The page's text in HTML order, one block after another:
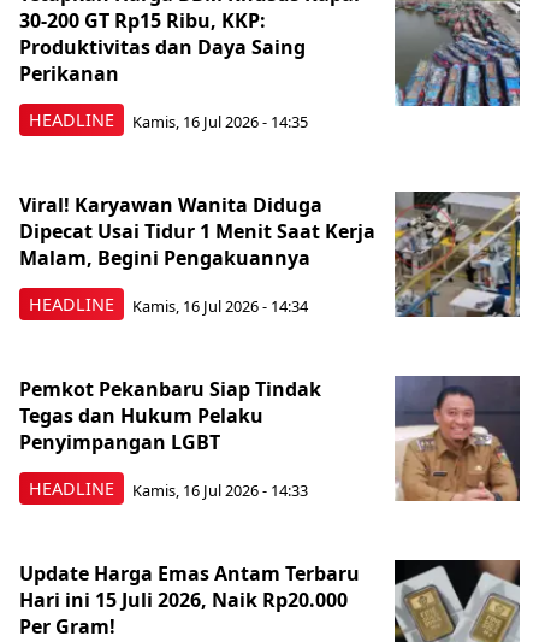
HEADLINE
30-200 GT Rp15 Ribu, KKP:
Produktivitas dan Daya Saing
Perikanan
Kamis, 16 Jul 2026 - 14:35
HEADLINE
Viral! Karyawan Wanita Diduga
Dipecat Usai Tidur 1 Menit Saat Kerja
Malam, Begini Pengakuannya
Kamis, 16 Jul 2026 - 14:34
HEADLINE
Pemkot Pekanbaru Siap Tindak
Tegas dan Hukum Pelaku
Penyimpangan LGBT
Kamis, 16 Jul 2026 - 14:33
Update Harga Emas Antam Terbaru
Hari ini 15 Juli 2026, Naik Rp20.000
Per Gram!